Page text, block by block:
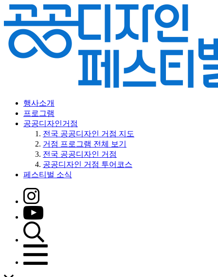
행사소개
프로그램
공공디자인거점
전국 공공디자인 거점 지도
거점 프로그램 전체 보기
전국 공공디자인 거점
공공디자인 거점 투어코스
페스티벌 소식